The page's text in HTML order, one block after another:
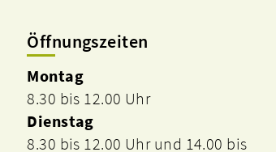
Öffnungszeiten
Montag
8.30 bis 12.00 Uhr
Dienstag
8.30 bis 12.00 Uhr und 14.00 bis